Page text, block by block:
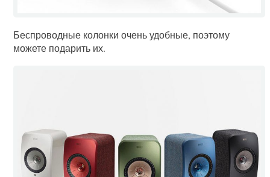
Беспроводные колонки очень удобные, поэтому
можете подарить их.